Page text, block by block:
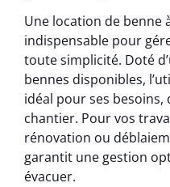
Une location de benne
indispensable pour
toute simplicité. Doté
bennes disponibles,
idéal pour ses
chantier. Pour vos
rénovation ou
garantit une gestion
évacuer.